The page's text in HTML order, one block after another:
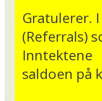
Gratulerer.
(Referrals)
saldoen på